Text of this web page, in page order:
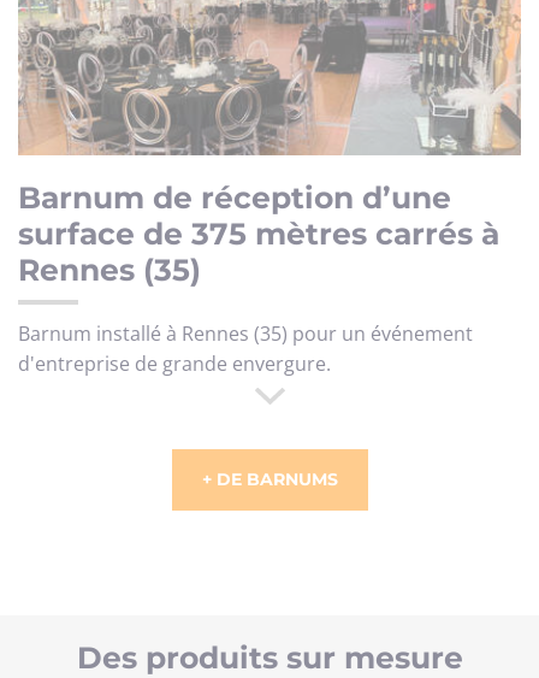
Barnum de réception d’une
surface de 375 mètres carrés à
Rennes (35)
Barnum installé à Rennes (35) pour un événement
d'entreprise de grande envergure.
+ DE BARNUMS
Des produits sur mesure